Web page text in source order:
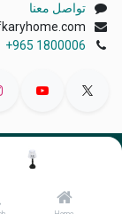
تواصل معنا
+965 1800006
مشغل بواسطة